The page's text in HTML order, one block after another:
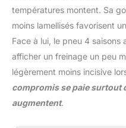
températures montent. Sa
moins lamellisés favorisent
Face à lui, le pneu 4
afficher un freinage un peu
légèrement moins incisive
compromis se paie surtout
augmentent.